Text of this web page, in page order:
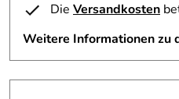
Die Versandkosten
Weitere Informationen zu